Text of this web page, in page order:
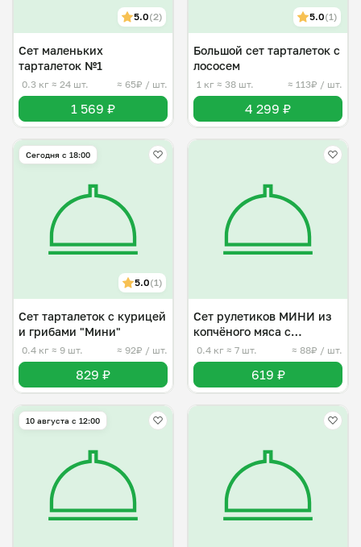
5.0(2)
Сет маленьких
тарталеток №1
0.3 кг ≈ 24 шт. ≈ 65₽ / шт.
1 569 ₽
5.0(1)
Большой сет тарталеток с
лососем
1 кг ≈ 38 шт. ≈ 113₽ / шт.
4 299 ₽
Сегодня с 18:00
5.0(1)
Сет тарталеток с курицей
и грибами "Мини"
0.4 кг ≈ 9 шт. ≈ 92₽ / шт.
829 ₽
Сет рулетиков МИНИ из
копчёного мяса с
начинкой
0.4 кг ≈ 7 шт. ≈ 88₽ / шт.
619 ₽
10 августа с 12:00